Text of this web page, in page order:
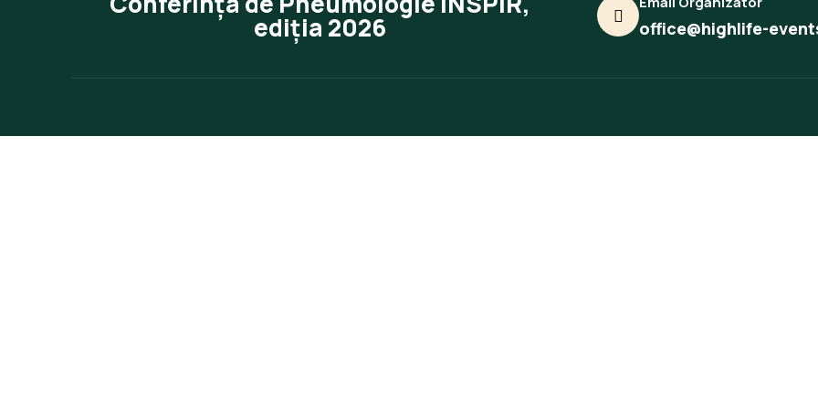
ediția 2026 office@highlife-